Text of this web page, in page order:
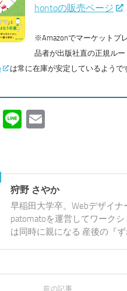
hontoの販売ページ
※Amazonでマーケットプ
品者が出版社直の正規ルー
は常に在庫が安定しているようで
Twitter
Line
狩野 さやか
早稲田大学卒。Webデザイ
patomatoを運営してワーク
は同時に親になる 産後の『ず
前の記事